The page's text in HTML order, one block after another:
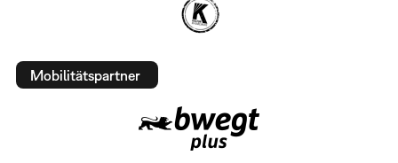
Mobilitätspartner